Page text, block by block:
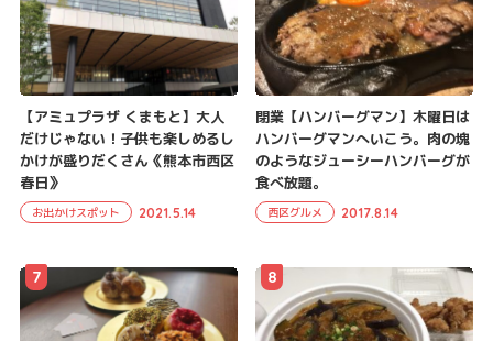
【アミュプラザ くまもと】大人
だけじゃない！子供も楽しめるし
かけが盛りだくさん《熊本市西区
春日》
お出かけスポット 2021.5.14
閉業【ハンバーグマン】木曜日は
ハンバーグマンへいこう。肉の塊
のようなジューシーハンバーグが
食べ放題。
西区グルメ 2017.8.14
7 8